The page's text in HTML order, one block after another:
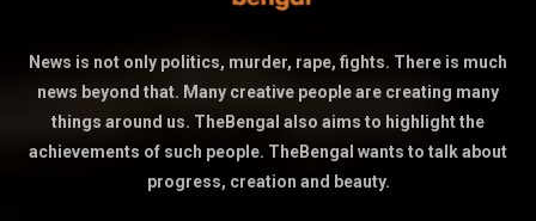
News is not only politics, murder, rape, fights. There is much
news beyond that. Many creative people are creating many
things around us. TheBengal also aims to highlight the
achievements of such people. TheBengal wants to talk about
progress, creation and beauty.